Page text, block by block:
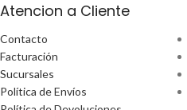
Atencion a Cliente
Contacto
Facturación
Sucursales
Política de Envíos